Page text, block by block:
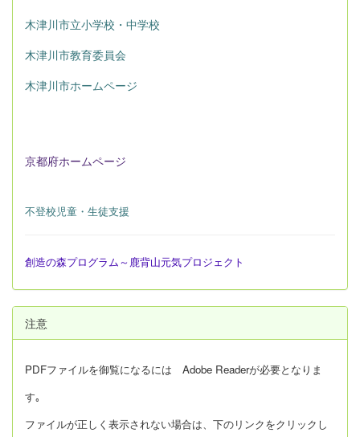
木津川市立小学校・中学校
木津川市教育委員会
木津川市ホームページ
京都府ホームページ
不登校児童・生徒支援
創造の森プログラム～鹿背山元気プロジェクト
注意
PDFファイルを御覧になるには Adobe Readerが必要となりま
す｡
ファイルが正しく表示されない場合は、下のリンクをクリックし